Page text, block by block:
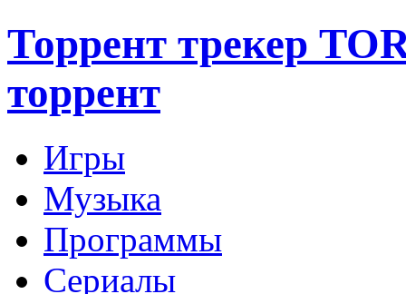
Торрент трекер
торрент
Игры
Музыка
Программы
Сериалы